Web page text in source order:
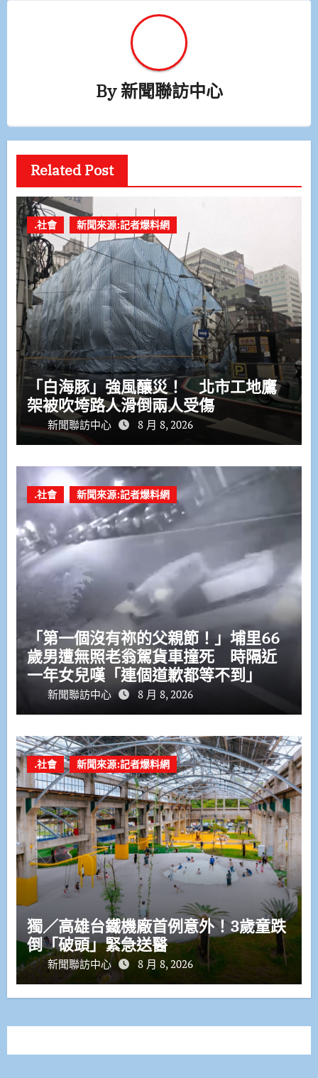
By新聞聯訪中心
Related Post
.社會 新聞來源:記者爆料網
「白海豚」強風釀災！ 北市工地鷹
架被吹垮路人滑倒兩人受傷
新聞聯訪中心 8 月 8, 2026
.社會 新聞來源:記者爆料網
「第一個沒有祢的父親節！」埔里66
歲男遭無照老翁駕貨車撞死 時隔近
一年女兒嘆「連個道歉都等不到」
新聞聯訪中心 8 月 8, 2026
.社會 新聞來源:記者爆料網
獨／高雄台鐵機廠首例意外！3歲童跌
倒「破頭」緊急送醫
新聞聯訪中心 8 月 8, 2026